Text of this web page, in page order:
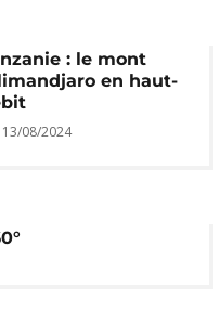
: le mont
en haut-
13/08/2024